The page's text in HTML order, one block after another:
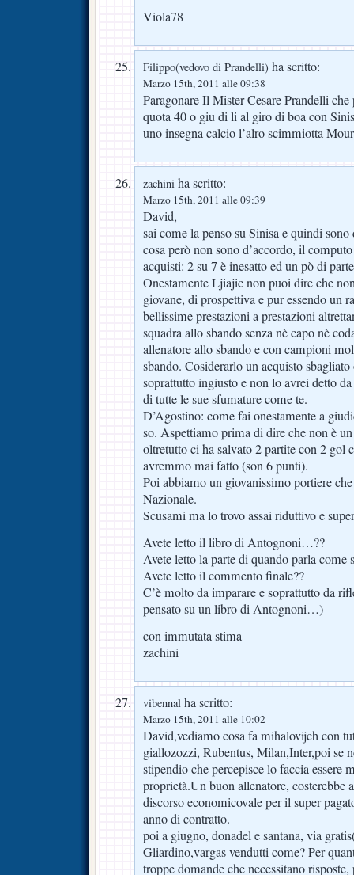
Viola78
Filippo(vedovo di Prandelli) ha scritto:
Marzo 15th, 2011 alle 09:38
Paragonare Il Mister Cesare Prandelli
quota 40 o giu di li al giro di boa con
uno insegna calcio l’alro scimmiotta
zachini ha scritto:
Marzo 15th, 2011 alle 09:39
David,
sai come la penso su Sinisa e quindi sono
cosa però non sono d’accordo, il
acquisti: 2 su 7 è inesatto ed un pò di
Onestamente Ljiajic non puoi dire che
giovane, di prospettiva e pur essendo un
bellissime prestazioni a prestazioni
squadra allo sbando senza nè capo nè
allenatore allo sbando e con campioni
sbando. Cosiderarlo un acquisto
soprattutto ingiusto e non lo avrei detto
di tutte le sue sfumature come te.
D’Agostino: come fai onestamente a
so. Aspettiamo prima di dire che non è
oltretutto ci ha salvato 2 partite con 2 gol
avremmo mai fatto (son 6 punti).
Poi abbiamo un giovanissimo portiere
Nazionale.
Scusami ma lo trovo assai riduttivo e
Avete letto il libro di Antognoni…??
Avete letto la parte di quando parla come
Avete letto il commento finale??
C’è molto da imparare e soprattutto da
pensato su un libro di Antognoni…)
con immutata stima
zachini
vibennal ha scritto:
Marzo 15th, 2011 alle 10:02
David,vediamo cosa fa mihalovijch con
giallozozzi, Rubentus, Milan,Inter,poi se
stipendio che percepisce lo faccia essere
proprietà.Un buon allenatore, costerebbe
discorso economicovale per il super
anno di contratto.
poi a giugno, donadel e santana, via
Gliardino,vargas vendutti come? Per
troppe domande che necessitano